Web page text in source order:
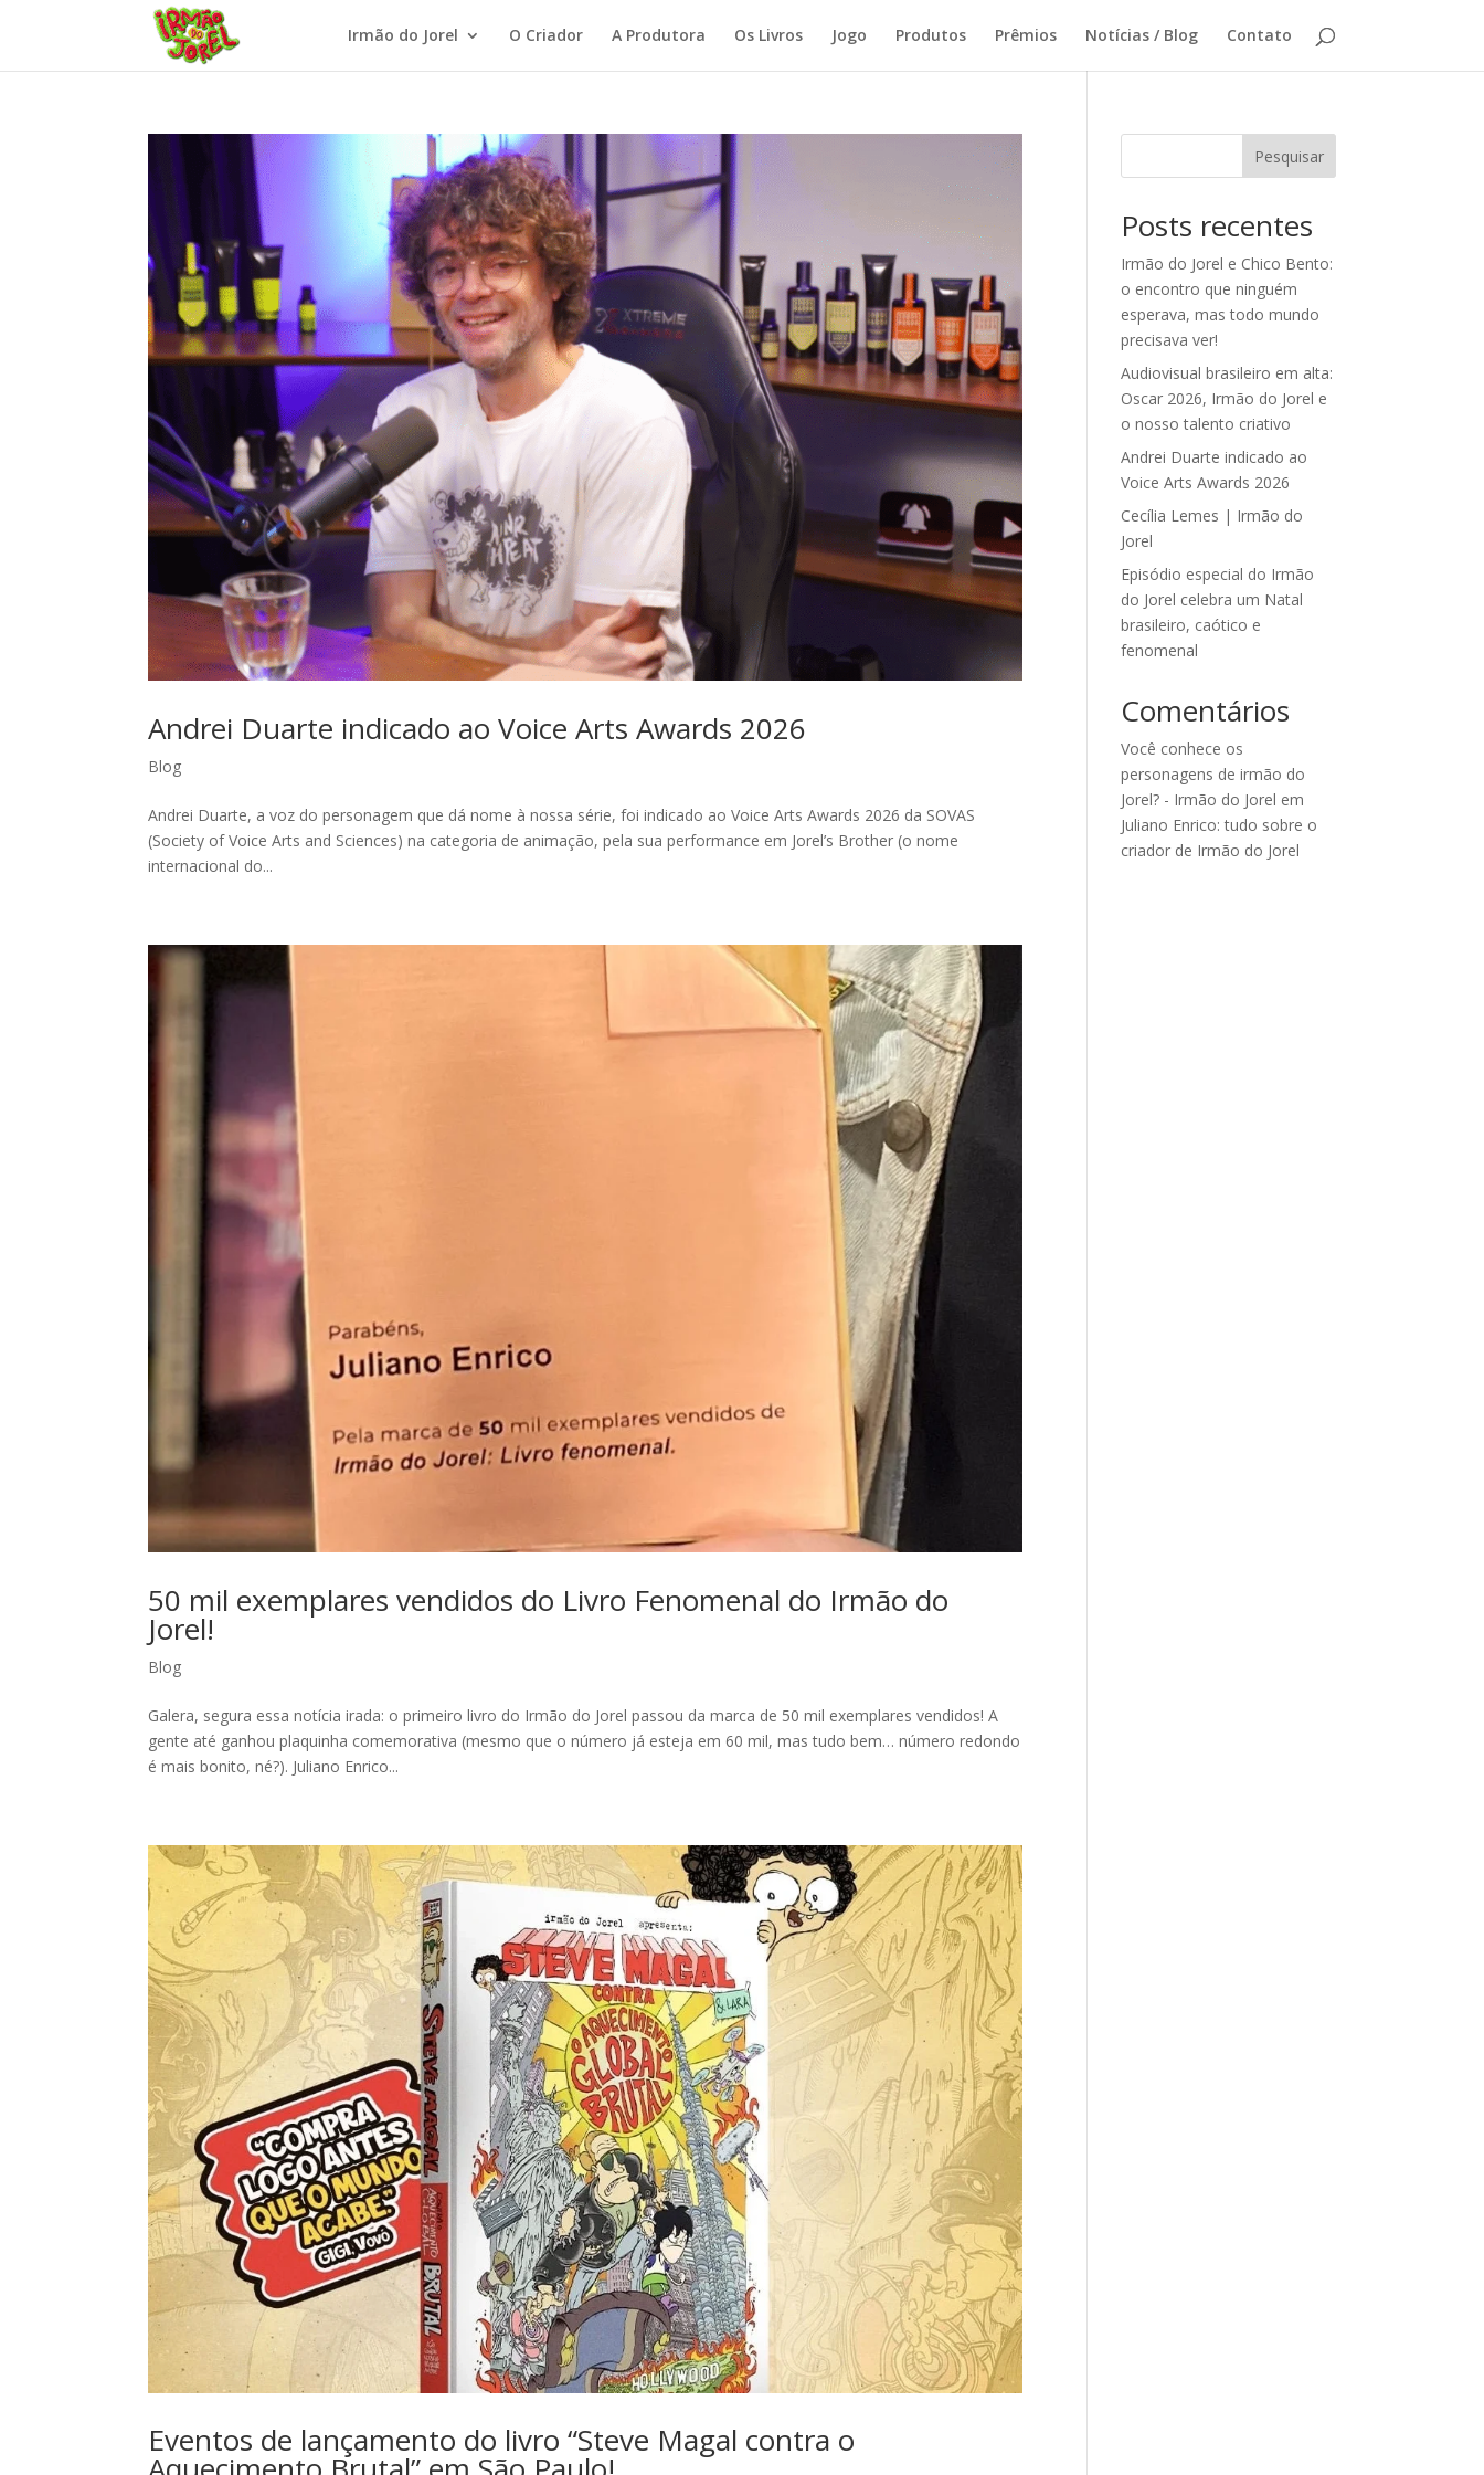
Irmão do Jorel O Criador A Produtora Os Livros Jogo Produtos Prêmios Notícias / Blog Contato
Andrei Duarte indicado ao Voice Arts Awards 2026
Blog
Andrei Duarte, a voz do personagem que dá nome à nossa série, foi indicado ao Voice Arts Awards 2026 da SOVAS
(Society of Voice Arts and Sciences) na categoria de animação, pela sua performance em Jorel’s Brother (o nome
internacional do...
50 mil exemplares vendidos do Livro Fenomenal do Irmão do
Jorel!
Blog
Galera, segura essa notícia irada: o primeiro livro do Irmão do Jorel passou da marca de 50 mil exemplares vendidos! A
gente até ganhou plaquinha comemorativa (mesmo que o número já esteja em 60 mil, mas tudo bem… número redondo
é mais bonito, né?). Juliano Enrico...
Eventos de lançamento do livro “Steve Magal contra o
Pesquisar
Posts recentes
Irmão do Jorel e Chico Bento:
o encontro que ninguém
esperava, mas todo mundo
precisava ver!
Audiovisual brasileiro em alta:
Oscar 2026, Irmão do Jorel e
o nosso talento criativo
Andrei Duarte indicado ao
Voice Arts Awards 2026
Cecília Lemes | Irmão do
Jorel
Episódio especial do Irmão
do Jorel celebra um Natal
brasileiro, caótico e
fenomenal
Comentários
Você conhece os
personagens de irmão do
Jorel? - Irmão do Jorel em
Juliano Enrico: tudo sobre o
criador de Irmão do Jorel